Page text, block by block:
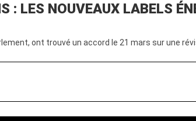
: LES NOUVEAUX LABELS
ont trouvé un accord le 21 mars sur une